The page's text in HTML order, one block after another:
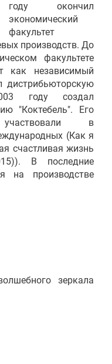
году окончил
экономический
факультет
производств. До
факультете
как независимый
дистрибьюторскую
году создал
"Коктебель". Его
в
(Как я
счастливая жизнь
В последние
на производстве
зеркала